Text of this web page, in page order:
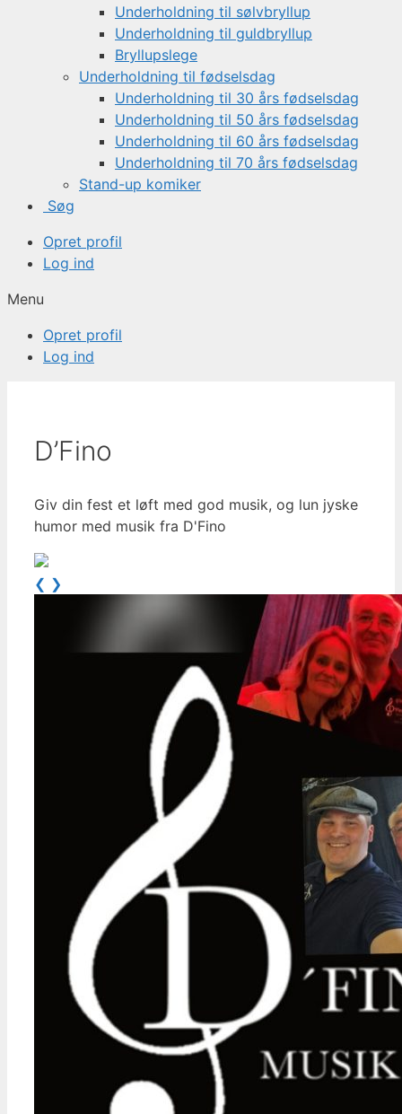
Underholdning til sølvbryllup
Underholdning til guldbryllup
Bryllupslege
Underholdning til fødselsdag
Underholdning til 30 års fødselsdag
Underholdning til 50 års fødselsdag
Underholdning til 60 års fødselsdag
Underholdning til 70 års fødselsdag
Stand-up komiker
Søg
Opret profil
Log ind
Menu
Opret profil
Log ind
D’Fino
Giv din fest et løft med god musik, og lun jyske
humor med musik fra D'Fino
❮ ❯